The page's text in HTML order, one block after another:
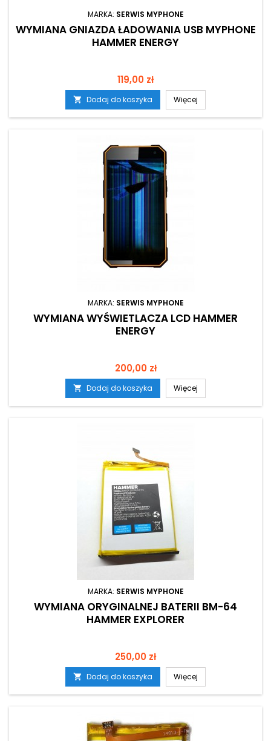
MARKA: SERWIS MYPHONE
WYMIANA GNIAZDA ŁADOWANIA USB MYPHONE
HAMMER ENERGY
Cena
119,00 zł
 Dodaj do koszyka Więcej
MARKA: SERWIS MYPHONE
WYMIANA WYŚWIETLACZA LCD HAMMER
ENERGY
Cena
200,00 zł
 Dodaj do koszyka Więcej
MARKA: SERWIS MYPHONE
WYMIANA ORYGINALNEJ BATERII BM-64
HAMMER EXPLORER
Cena
250,00 zł
 Dodaj do koszyka Więcej